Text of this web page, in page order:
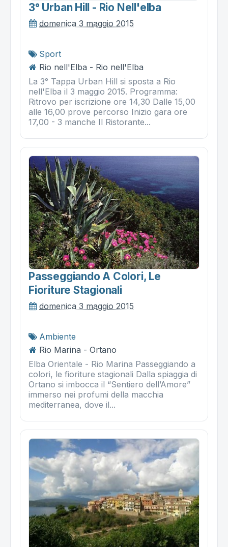
3° Urban Hill - Rio Nell'elba
domenica 3 maggio 2015
Sport
Rio nell'Elba - Rio nell'Elba
La 3° Tappa Urban Hill si sposta a Rio
nell'Elba il 3 maggio 2015. Programma:
Ritrovo per iscrizione ore 14,30 Dalle 15,00
alle 16,00 prove percorso Inizio gara ore
17,00 - 3 manche Il Ristorante...
Passeggiando A Colori, Le
Fioriture Stagionali
domenica 3 maggio 2015
Ambiente
Rio Marina - Ortano
Elba Orientale - Rio Marina Passeggiando a
colori, le fioriture stagionali Dalla spiaggia di
Ortano si imbocca il “Sentiero dell’Amore”
immerso nei profumi della macchia
mediterranea, dove il...